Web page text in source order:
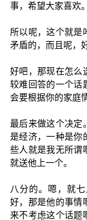
事，希望大家喜欢。
所以呢，这个就是
矛盾的，而且呢，
好吧，那现在怎么
较难回答的一个话
会要根据你的家庭
最后来做这个决定
是经济，一种是你
些人就是我无所谓
就送他上一个。
八分的。嗯，就
好，那是他的事情
来不考虑这个话题